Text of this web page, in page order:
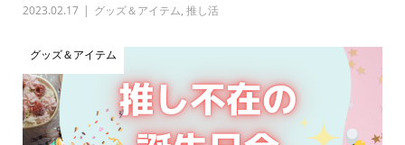
2023.02.17 グッズ＆アイテム, 推し活
グッズ＆アイテム